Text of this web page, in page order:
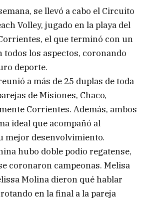
se llevó a cabo el Circuito
Volley, jugado en la playa del
el que terminó con un
todos los aspectos, coronando
deporte.
a más de 25 duplas de toda
de Misiones, Chaco,
Corrientes. Además, ambos
ideal que acompañó al
mejor desenvolvimiento.
hubo doble podio regatense,
coronaron campeonas. Melisa
Molina dieron qué hablar
en la final a la pareja